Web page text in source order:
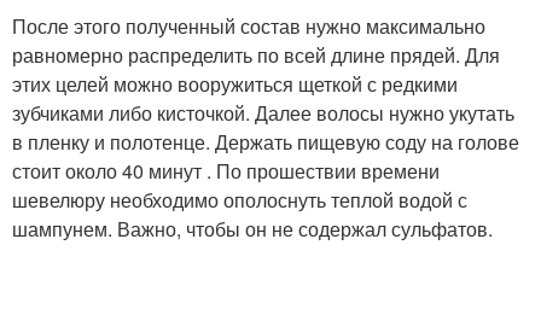
После этого полученный состав нужно максимально
равномерно распределить по всей длине прядей. Для
этих целей можно вооружиться щеткой с редкими
зубчиками либо кисточкой. Далее волосы нужно укутать
в пленку и полотенце. Держать пищевую соду на голове
стоит около 40 минут . По прошествии времени
шевелюру необходимо ополоснуть теплой водой с
шампунем. Важно, чтобы он не содержал сульфатов.